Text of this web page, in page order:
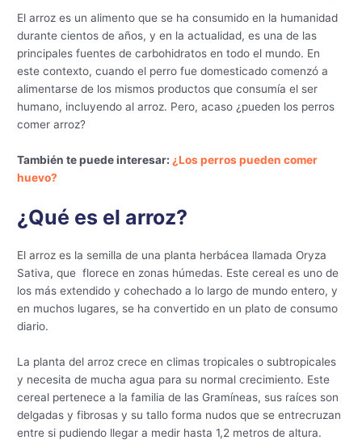
El arroz es un alimento que se ha consumido en la humanidad
durante cientos de años, y en la actualidad, es una de las
principales fuentes de carbohidratos en todo el mundo. En
este contexto, cuando el perro fue domesticado comenzó a
alimentarse de los mismos productos que consumía el ser
humano, incluyendo al arroz. Pero, acaso ¿pueden los perros
comer arroz?
También te puede interesar: ¿Los perros pueden comer
huevo?
¿Qué es el arroz?
El arroz es la semilla de una planta herbácea llamada Oryza
Sativa, que florece en zonas húmedas. Este cereal es uno de
los más extendido y cohechado a lo largo de mundo entero, y
en muchos lugares, se ha convertido en un plato de consumo
diario.
La planta del arroz crece en climas tropicales o subtropicales
y necesita de mucha agua para su normal crecimiento. Este
cereal pertenece a la familia de las Gramíneas, sus raíces son
delgadas y fibrosas y su tallo forma nudos que se entrecruzan
entre si pudiendo llegar a medir hasta 1,2 metros de altura.